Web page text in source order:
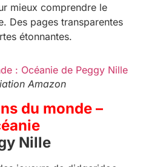
mieux comprendre le
Des pages transparentes
étonnantes.
Amazon
du monde –
Nille